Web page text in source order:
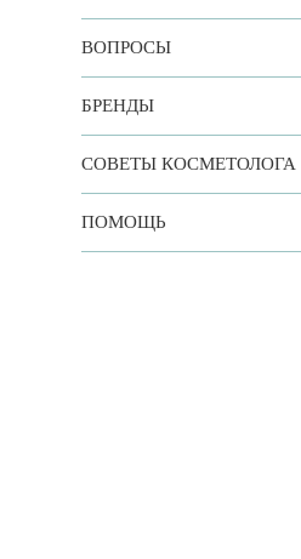
ВОПРОСЫ
БРЕНДЫ
СОВЕТЫ КОСМЕТОЛОГА
ПОМОЩЬ